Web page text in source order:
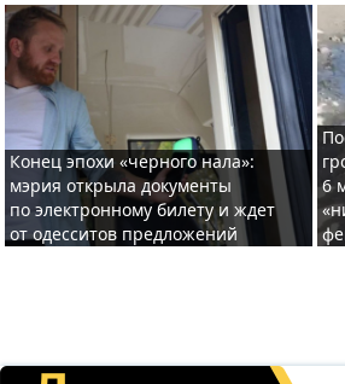
Конец эпохи «черного нала»:
мэрия открыла документы
по электронному билету и ждет
от одесситов предложений
6